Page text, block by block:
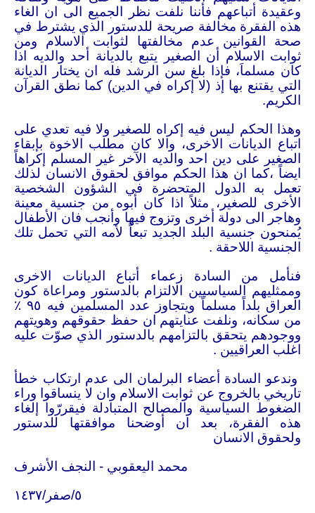
وعقيدة أتباعهم فأننا نلفت نظر الجميع الى ان الغاء
هذه الفقرة مخالفة صريحة للدستور الذي يشترط في
صحة القوانين عدم مخالفتها لثوابت الاسلام ومن
ثوابت الاسلام أن الصغير يتبع بالديانة أحد والديه اذا
كان مسلماَ، فإذا بلغ سن الرشد فله ان يختار الديانة
التي يقتنع بها إذ (لا إكراه في الدين) كما نطق القرآن
الكريم.
وهذا الحكم ليس فيه إكراه للصغير ولا فيه تعدي على
اتباع الديانات الاخرى، والا كان مطلب الاخوة بإبقاء
الصغير على دين احد والديه الآخر غير المسلم إكراهاً
ايضاً ،كما ان هذا الحكم موافق لحقوق الانسان لذلك
تعمل به الدول المتحضرة في الشؤون الشخصية
الأخرى للصغير، مثلاً اذا كان أبوه من جنسية معينة
وهاجر الى دولة أخرى وتزوج فيها وأنجب فان الأطفال
يُمنحون جنسية البلد الجديد تبعاً لأمه التي تحمل تلك
الجنسية اللاحقة .
فنأمل من السادة زعماء أتباع الديانات الاخرى
وممثليهم السياسيين الالتزام بالدستور ومراعاة كون
العراق بلداً مسلماً ويتجاوز عدد المسلمين فيه ٩٥ ٪
من سكانه، ونلفت عنايتهم ان حفظ حقوقهم وهويتهم
ووجودهم يتحقق بالتزامهم بالدستور الذي صوّت عليه
اغلب العراقيين .
وندعو السادة أعضاء البرلمان الى عدم ارتكاب خطأ
تاريخي بالخروج عن ثوابت الاسلام وان لا ينساقوا وراء
الضغوط السياسية والمصالح المتبادلة فيقررّوا إلغاء
هذه الفقرة، بعد ان أوضحنا موافقتها للدستور
ولحقوق الانسان
محمد اليعقوبي - النجف الأشرف
٥/صفر/١٤٣٧